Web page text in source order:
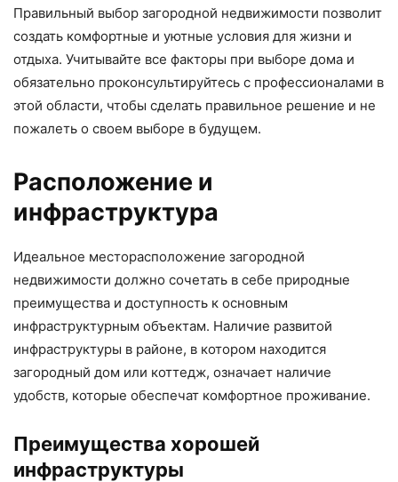
Правильный выбор загородной недвижимости позволит
создать комфортные и уютные условия для жизни и
отдыха. Учитывайте все факторы при выборе дома и
обязательно проконсультируйтесь с профессионалами в
этой области, чтобы сделать правильное решение и не
пожалеть о своем выборе в будущем.
Расположение и
инфраструктура
Идеальное месторасположение загородной
недвижимости должно сочетать в себе природные
преимущества и доступность к основным
инфраструктурным объектам. Наличие развитой
инфраструктуры в районе, в котором находится
загородный дом или коттедж, означает наличие
удобств, которые обеспечат комфортное проживание.
Преимущества хорошей
инфраструктуры